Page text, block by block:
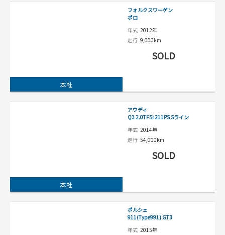
本社
フォルクスワーゲン
ポロ
年式 2012年
走行 9,000km
SOLD
本社
アウディ
Q3 2.0TFSi 211PS Sライン
年式 2014年
走行 54,000km
SOLD
ポルシェ
911(Type991) GT3
年式 2015年